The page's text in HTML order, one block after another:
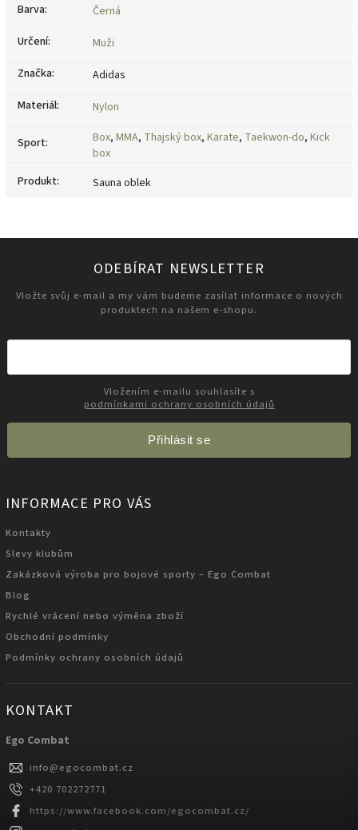
Barva:
Černá
Určení:
Muži
Značka:
Adidas
Materiál: Nylon
Sport: Box, MMA, Thajský box, Karate, Taekwon-do, Kick
box
Produkt: Sauna oblek
ODEBÍRAT NEWSLETTER
Vložte svůj e-mail a my vám budeme zasílat informace o nových
produktech na našem e-shopu.
podmínkami ochrany osobních údajů
Přihlásit se
INFORMACE PRO VÁS
Kontakty
Slevy klubům
Zakázková výroba pro bojové sporty – Ego Combat
Blog
Rychlé vrácení nebo výměna zboží
Obchodní podmínky
Podmínky ochrany osobních údajů
KONTAKT
Ego Combat
info@egocombat.cz
+420 702272771
https://www.facebook.com/egocombat.cz/